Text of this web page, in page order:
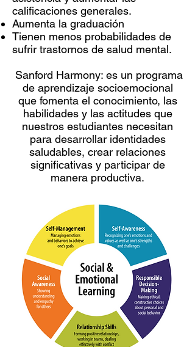
calificaciones generales.
Aumenta la graduación
Tienen menos probabilidades de
sufrir trastornos de salud mental.
Sanford Harmony: es un programa
de aprendizaje socioemocional
que fomenta el conocimiento, las
habilidades y las actitudes que
nuestros estudiantes necesitan
para desarrollar identidades
saludables, crear relaciones
significativas y participar de
manera productiva.